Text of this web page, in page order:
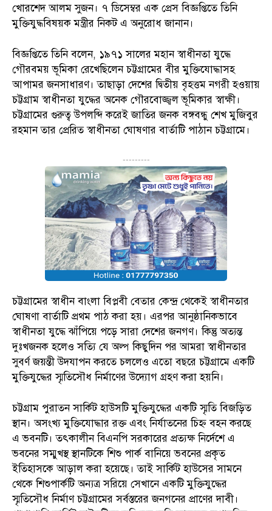
খোরশেদ আলম সুজন। ৭ ডিসেম্বর এক প্রেস বিজ্ঞপ্তিতে তিনি
মুক্তিযুদ্ধবিষয়ক মন্ত্রীর নিকট এ অনুরোধ জানান।
বিজ্ঞপ্তিতে তিনি বলেন, ১৯৭১ সালের মহান স্বাধীনতা যুদ্ধে
গৌরবময় ভূমিকা রেখেছিলেন চট্টগ্রামের বীর মুক্তিযোদ্ধাসহ
আপামর জনসাধারণ। তাছাড়া দেশের দ্বিতীয় বৃহত্তম নগরী হওয়ায়
চট্টগ্রাম স্বাধীনতা যুদ্ধের অনেক গৌরবোজ্জ্বল ভূমিকার স্বাক্ষী।
চট্টগ্রামের গুরুত্ব উপলব্দি করেই জাতির জনক বঙ্গবন্ধু শেখ মুজিবুর
রহমান তার প্রেরিত স্বাধীনতা ঘোষণার বার্তাটি পাঠান চট্টগ্রামে।
---------
চট্টগ্রামের স্বাধীন বাংলা বিপ্লবী বেতার কেন্দ্র থেকেই স্বাধীনতার
ঘোষণা বার্তাটি প্রথম পাঠ করা হয়। এরপর আনুষ্ঠানিকভাবে
স্বাধীনতা যুদ্ধে ঝাঁপিয়ে পড়ে সারা দেশের জনগণ। কিন্তু অত্যন্ত
দুঃখজনক হলেও সত্যি যে অল্প কিছুদিন পর আমরা স্বাধীনতার
সুবর্ণ জয়ন্তী উদযাপন করতে চললেও এতো বছরে চট্টগ্রামে একটি
মুক্তিযুদ্ধের স্মৃতিসৌধ নির্মাণের উদ্যোগ গ্রহণ করা হয়নি।
চট্টগ্রাম পুরাতন সার্কিট হাউসটি মুক্তিযুদ্ধের একটি স্মৃতি বিজড়িত
স্থান। অসংখ্য মুক্তিযোদ্ধার রক্ত এবং নির্যাতনের চিহ্ন বহন করছে
এ ভবনটি। তৎকালীন বিএনপি সরকারের প্রত্যক্ষ নির্দেশে এ
ভবনের সম্মুখস্থ স্থানটিকে শিশু পার্ক বানিয়ে ভবনের প্রকৃত
ইতিহাসকে আড়াল করা হয়েছে। তাই সার্কিট হাউসের সামনে
থেকে শিশুপার্কটি অন্যত্র সরিয়ে সেখানে একটি মুক্তিযুদ্ধের
স্মৃতিসৌধ নির্মাণ চট্টগ্রামের সর্বস্তরের জনগনের প্রাণের দাবী।